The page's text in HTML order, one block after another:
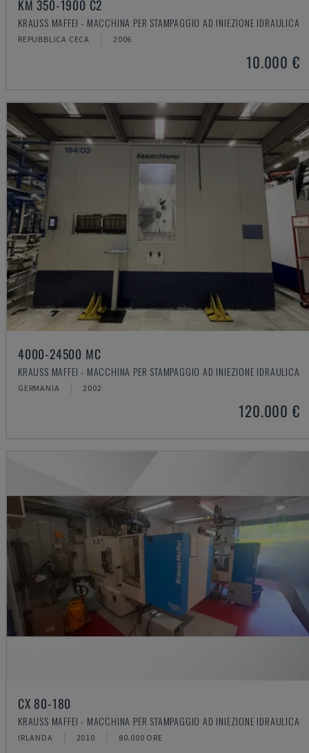
KM 350-1900 C2
KRAUSS MAFFEI - MACCHINA PER STAMPAGGIO AD INIEZIONE IDRAULICA
REPUBBLICA CECA 2006
10.000 €
4000-24500 MC
KRAUSS MAFFEI - MACCHINA PER STAMPAGGIO AD INIEZIONE IDRAULICA
GERMANIA 2002
120.000 €
CX 80-180
KRAUSS MAFFEI - MACCHINA PER STAMPAGGIO AD INIEZIONE IDRAULICA
IRLANDA 2010 80.000 ORE